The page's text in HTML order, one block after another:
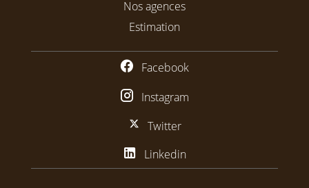
Nos agences
Estimation
Facebook
Instagram
Twitter
Linkedin